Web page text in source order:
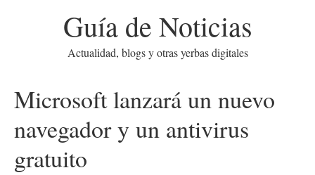
Guía de Noticias
Actualidad, blogs y otras yerbas digitales
Microsoft lanzará un nuevo
navegador y un antivirus
gratuito